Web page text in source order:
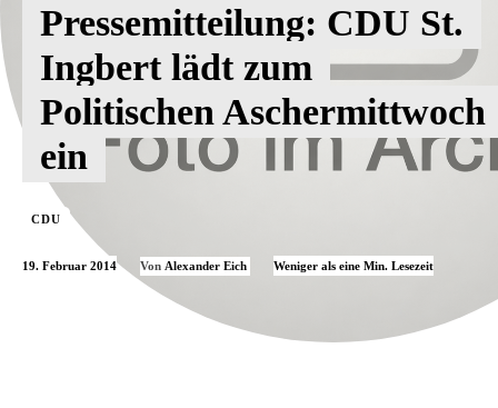
Pressemitteilung: CDU St.
Ingbert lädt zum
Politischen Aschermittwoch
ein
CDU
19. Februar 2014 Von Alexander Eich Weniger als eine Min. Lesezeit